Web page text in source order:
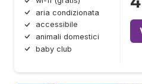
aria condizionata
accessibile
animali domestici
baby club